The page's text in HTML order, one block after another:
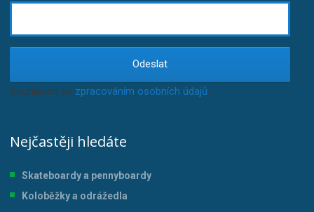
Odeslat
Souhlasím se zpracováním osobních údajů.
Nejčastěji hledáte
Skateboardy a pennyboardy
Koloběžky a odrážedla